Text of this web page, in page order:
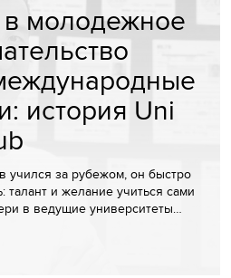
молодежное
история Uni
учился за рубежом, он быстро
и желание учиться сами
в ведущие университеты…